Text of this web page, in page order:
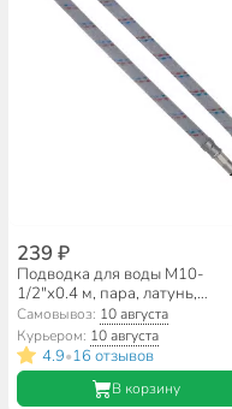
239 ₽
Подводка для воды М10-
1/2"х0.4 м, пара, латунь,
полимер, AquaLine
Самовывоз: 10 августа
Курьером: 10 августа
4.9•16 отзывов
В корзину